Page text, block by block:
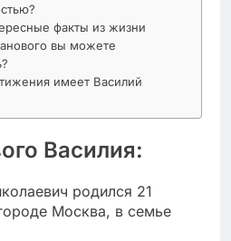
факты из жизни
вы можете
имеет Василий
Василия:
родился 21
Москва, в семье